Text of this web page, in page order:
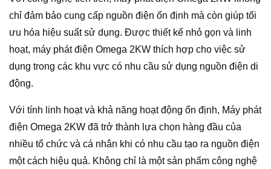
chỉ đảm bảo cung cấp nguồn điện ổn định mà còn giúp tối
ưu hóa hiệu suất sử dụng. Được thiết kế nhỏ gọn và linh
hoạt, máy phát điện Omega 2KW thích hợp cho việc sử
dụng trong các khu vực có nhu cầu sử dụng nguồn điện di
động.
Với tính linh hoạt và khả năng hoạt động ổn định, Máy phát
điện Omega 2KW đã trở thành lựa chọn hàng đầu của
nhiều tổ chức và cá nhân khi có nhu cầu tạo ra nguồn điện
một cách hiệu quả. Không chỉ là một sản phẩm công nghệ